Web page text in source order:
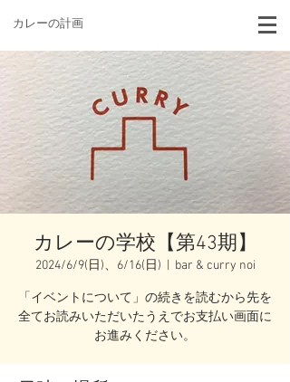
カレーの計画
カレーの学校【第43期】
2024/6/9(日)、6/16(日) bar & curry noi
「イベントについて」の続きを読むから先を
全てお読みいただいたうえでお支払い画面に
お進みください。